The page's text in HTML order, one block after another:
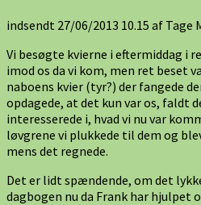
indsendt 27/06/2013 10.15 af Tage
Vi besøgte kvierne i eftermiddag i
imod os da vi kom, men ret beset
naboens kvier (tyr?) der fangede
opdagede, at det kun var os, faldt
interesserede i, hvad vi nu var
løvgrene vi plukkede til dem og
mens det regnede.
Det er lidt spændende, om det
dagbogen nu da Frank har hjulpet